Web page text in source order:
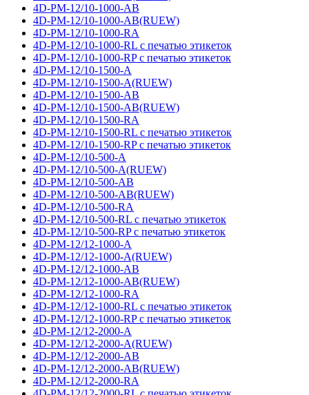
4D-PM-12/10-1000-AB
4D-PM-12/10-1000-AB(RUEW)
4D-PM-12/10-1000-RA
4D-PM-12/10-1000-RL с печатью этикеток
4D-PM-12/10-1000-RP с печатью этикеток
4D-PM-12/10-1500-A
4D-PM-12/10-1500-A(RUEW)
4D-PM-12/10-1500-AB
4D-PM-12/10-1500-AB(RUEW)
4D-PM-12/10-1500-RA
4D-PM-12/10-1500-RL с печатью этикеток
4D-PM-12/10-1500-RP с печатью этикеток
4D-PM-12/10-500-A
4D-PM-12/10-500-A(RUEW)
4D-PM-12/10-500-AB
4D-PM-12/10-500-AB(RUEW)
4D-PM-12/10-500-RA
4D-PM-12/10-500-RL с печатью этикеток
4D-PM-12/10-500-RP с печатью этикеток
4D-PM-12/12-1000-A
4D-PM-12/12-1000-A(RUEW)
4D-PM-12/12-1000-AB
4D-PM-12/12-1000-AB(RUEW)
4D-PM-12/12-1000-RA
4D-PM-12/12-1000-RL с печатью этикеток
4D-PM-12/12-1000-RP с печатью этикеток
4D-PM-12/12-2000-A
4D-PM-12/12-2000-A(RUEW)
4D-PM-12/12-2000-AB
4D-PM-12/12-2000-AB(RUEW)
4D-PM-12/12-2000-RA